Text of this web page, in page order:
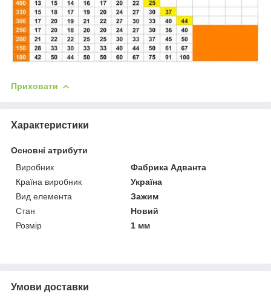
Приховати
Характеристики
Основні атрибути
Виробник
Фабрика Адванта
Країна виробник
Україна
Вид елемента
Зажим
Стан
Новий
Розмір
1 мм
Умови доставки